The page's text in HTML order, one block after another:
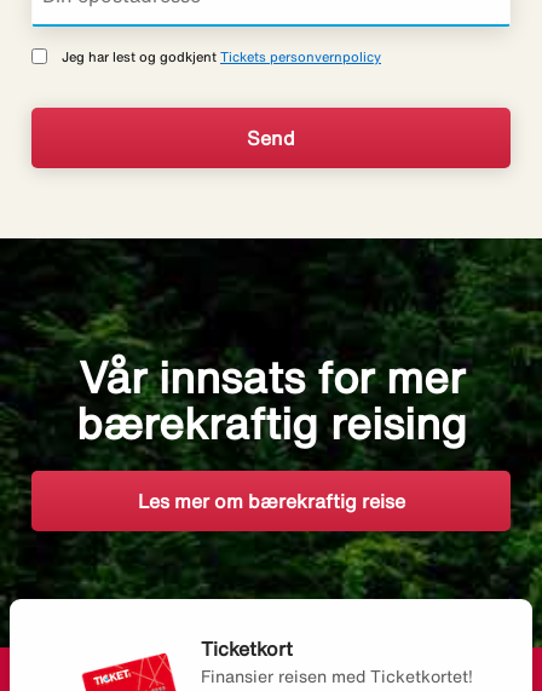
Jeg har lest og godkjent Tickets personvernpolicy
Vår innsats for mer
bærekraftig reising
Les mer om bærekraftig reise
Ticketkort
Finansier reisen med Ticketkortet!